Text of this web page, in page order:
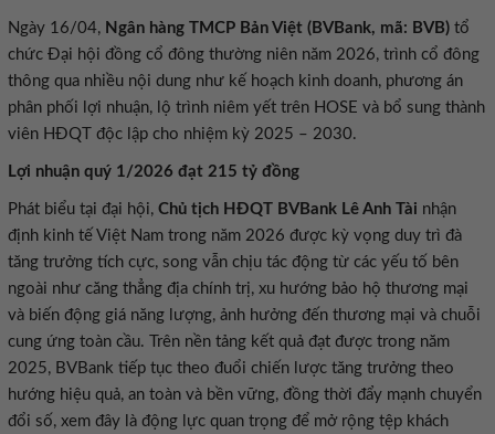
Ngày 16/04, Ngân hàng TMCP Bản Việt (BVBank, mã: BVB) tổ
chức Đại hội đồng cổ đông thường niên năm 2026, trình cổ đông
thông qua nhiều nội dung như kế hoạch kinh doanh, phương án
phân phối lợi nhuận, lộ trình niêm yết trên HOSE và bổ sung thành
viên HĐQT độc lập cho nhiệm kỳ 2025 – 2030.
Lợi nhuận quý 1/2026 đạt 215 tỷ đồng
Phát biểu tại đại hội, Chủ tịch HĐQT BVBank Lê Anh Tài nhận
định kinh tế Việt Nam trong năm 2026 được kỳ vọng duy trì đà
tăng trưởng tích cực, song vẫn chịu tác động từ các yếu tố bên
ngoài như căng thẳng địa chính trị, xu hướng bảo hộ thương mại
và biến động giá năng lượng, ảnh hưởng đến thương mại và chuỗi
cung ứng toàn cầu. Trên nền tảng kết quả đạt được trong năm
2025, BVBank tiếp tục theo đuổi chiến lược tăng trưởng theo
hướng hiệu quả, an toàn và bền vững, đồng thời đẩy mạnh chuyển
đổi số, xem đây là động lực quan trọng để mở rộng tệp khách